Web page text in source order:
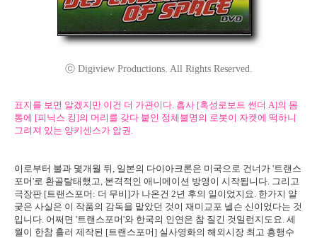
ⓒ Digiview Productions. All Rights Reserved.
표지를 보면 알겠지만 이건 더 가관이다. 흡사 [혹성로보트 썬더 A]의 몸
통에 [피닉스 킹]의 머리를 갖다 붙인 정체불명의 로봇이 자켓에 떡하니
그려져 있는 양키센스가 압권.
이로부터 불과 몇개월 뒤, 일본의 다이아크론은 미국으로 건너가 '트랜스
포머'로 환골탈태했고, 본격적인 애니메이션 방영이 시작됩니다. 그리고
극장판 [트랜스포머: 더 무비]가 나온건 2년 후의 일이었지요. 한가지 얄
궂은 사실은 이 작품의 감독을 맡았던 것이 재미교포 넬슨 신이었다는 것
입니다. 어쩌면 '트랜스포머'와 한국의 인연은 참 질긴 것일런지도요. 세
월이 한참 흘러 제작된 [트랜스포머] 실사영화의 해외시장 최고 흥행수